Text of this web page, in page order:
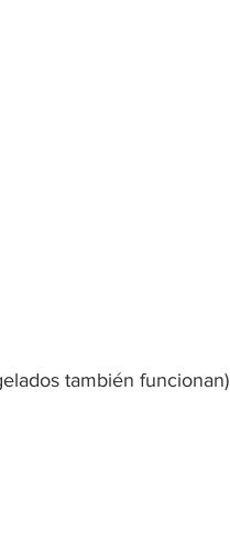
también funcionan)